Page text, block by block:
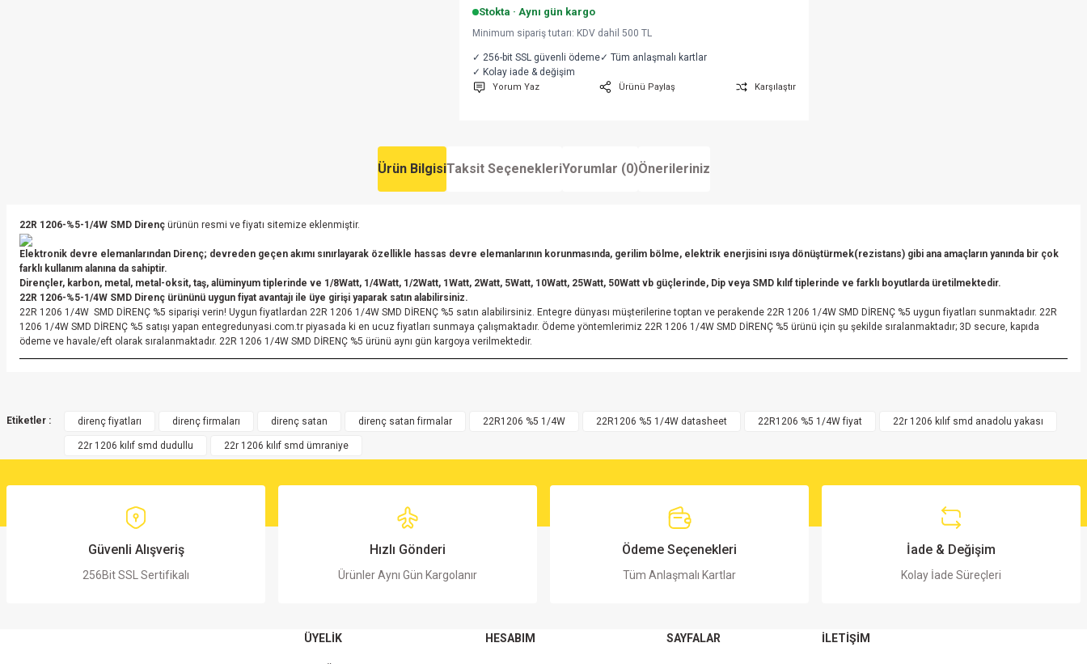
Stokta · Aynı gün kargo
Minimum sipariş tutarı: KDV dahil 500 TL
✓ 256-bit SSL güvenli ödeme✓ Tüm anlaşmalı kartlar
✓ Kolay iade & değişim
Yorum Yaz Ürünü Paylaş Karşılaştır
Ürün BilgisiTaksit SeçenekleriYorumlar (0)Önerileriniz
22R 1206-%5-1/4W SMD Direnç ürünün resmi ve fiyatı sitemize eklenmiştir.
Elektronik devre elemanlarından Direnç; devreden geçen akımı sınırlayarak özellikle hassas devre elemanlarının korunmasında, gerilim bölme, elektrik enerjisini ısıya dönüştürmek(rezistans) gibi ana amaçların yanında bir çok
farklı kullanım alanına da sahiptir.
Dirençler, karbon, metal, metal-oksit, taş, alüminyum tiplerinde ve 1/8Watt, 1/4Watt, 1/2Watt, 1Watt, 2Watt, 5Watt, 10Watt, 25Watt, 50Watt vb güçlerinde, Dip veya SMD kılıf tiplerinde ve farklı boyutlarda üretilmektedir.
22R 1206-%5-1/4W SMD Direnç ürününü uygun fiyat avantajı ile üye girişi yaparak satın alabilirsiniz.
22R 1206 1/4W SMD DİRENÇ %5 siparişi verin! Uygun fiyatlardan 22R 1206 1/4W SMD DİRENÇ %5 satın alabilirsiniz. Entegre dünyası müşterilerine toptan ve perakende 22R 1206 1/4W SMD DİRENÇ %5 uygun fiyatları sunmaktadır. 22R
1206 1/4W SMD DİRENÇ %5 satışı yapan entegredunyasi.com.tr piyasada ki en ucuz fiyatları sunmaya çalışmaktadır. Ödeme yöntemlerimiz 22R 1206 1/4W SMD DİRENÇ %5 ürünü için şu şekilde sıralanmaktadır; 3D secure, kapıda
ödeme ve havale/eft olarak sıralanmaktadır. 22R 1206 1/4W SMD DİRENÇ %5 ürünü aynı gün kargoya verilmektedir.
Bu ürüne ilk yorumu siz yapın!
Ürün resmi kalitesiz, bozuk veya görüntülenemiyor.
Ürün fiyatı diğer sitelerden daha pahalı.
Etiketler : direnç fiyatları direnç firmaları direnç satan direnç satan firmalar 22R1206 %5 1/4W 22R1206 %5 1/4W datasheet 22R1206 %5 1/4W fiyat 22r 1206 kılıf smd anadolu yakası
22r 1206 kılıf smd dudullu 22r 1206 kılıf smd ümraniye
Güvenli Alışveriş
256Bit SSL Sertifikalı
Hızlı Gönderi
Ürünler Aynı Gün Kargolanır
Ödeme Seçenekleri
Tüm Anlaşmalı Kartlar
İade & Değişim
Kolay İade Süreçleri
ÜYELİK HESABIM SAYFALAR İLETİŞİM